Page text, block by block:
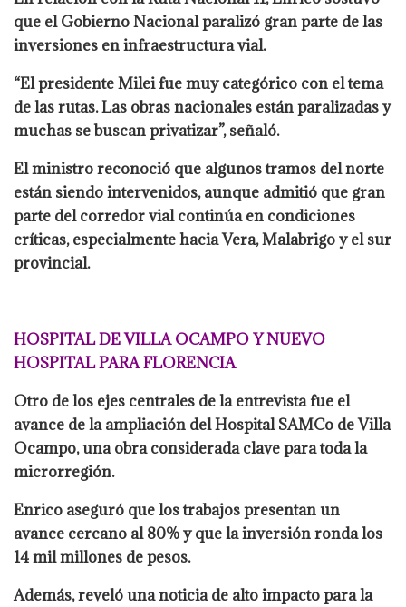
que el Gobierno Nacional paralizó gran parte de las
inversiones en infraestructura vial.
“El presidente Milei fue muy categórico con el tema
de las rutas. Las obras nacionales están paralizadas y
muchas se buscan privatizar”, señaló.
El ministro reconoció que algunos tramos del norte
están siendo intervenidos, aunque admitió que gran
parte del corredor vial continúa en condiciones
críticas, especialmente hacia Vera, Malabrigo y el sur
provincial.
HOSPITAL DE VILLA OCAMPO Y NUEVO
HOSPITAL PARA FLORENCIA
Otro de los ejes centrales de la entrevista fue el
avance de la ampliación del Hospital SAMCo de Villa
Ocampo, una obra considerada clave para toda la
microrregión.
Enrico aseguró que los trabajos presentan un
avance cercano al 80% y que la inversión ronda los
14 mil millones de pesos.
Además, reveló una noticia de alto impacto para la